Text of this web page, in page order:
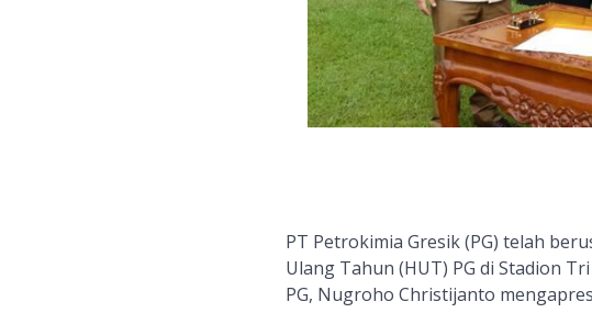
PT Petrokimia Gresik (PG) telah
Ulang Tahun (HUT) PG di Stadion
PG, Nugroho Christijanto